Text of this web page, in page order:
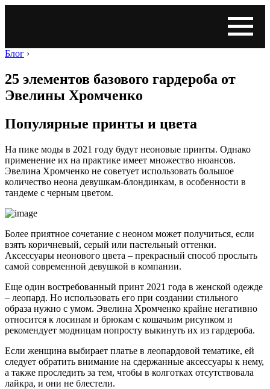
Блог ›
25 элементов базового гардероба от
Эвелины Хромченко
Популярные принты и цвета
На пике моды в 2021 году будут неоновые принты. Однако
применение их на практике имеет множество нюансов.
Эвелина Хромченко не советует использовать большое
количество неона девушкам-блондинкам, в особенности в
тандеме с черным цветом.
Более приятное сочетание с неоном может получиться, если
взять коричневый, серый или пастельный оттенки.
Аксессуары неонового цвета – прекрасный способ прослыть
самой современной девушкой в компании.
Еще один востребованный принт 2021 года в женской одежде
– леопард. Но использовать его при создании стильного
образа нужно с умом. Эвелина Хромченко крайне негативно
относится к лосинам и брюкам с кошачьим рисунком и
рекомендует модницам попросту выкинуть их из гардероба.
Если женщина выбирает платье в леопардовой тематике, ей
следует обратить внимание на сдержанные аксессуары к нему,
а также проследить за тем, чтобы в колготках отсутствовала
лайкра, и они не блестели.